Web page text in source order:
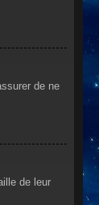
de ne
de leur